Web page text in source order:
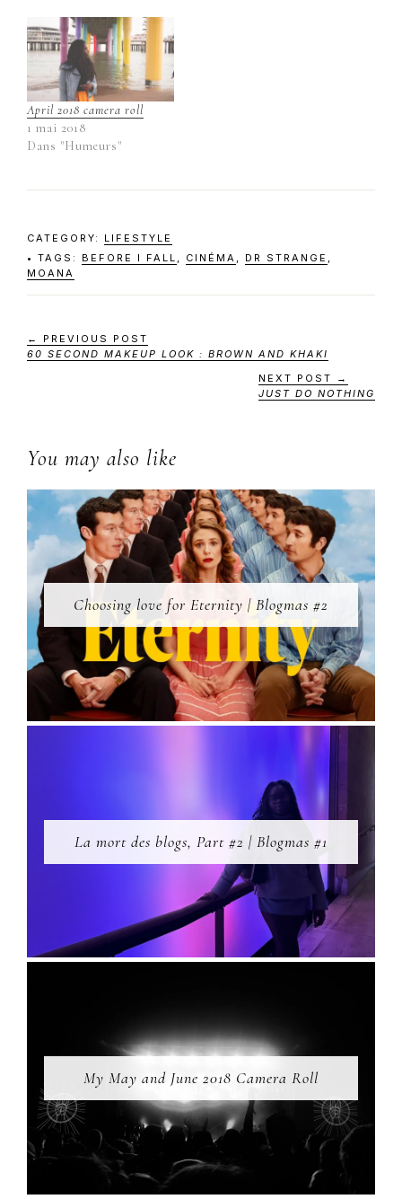
April 2018 camera roll
1 mai 2018
Dans "Humeurs"
CATEGORY: LIFESTYLE
TAGS: BEFORE I FALL CINÉMA DR STRANGE
MOANA
← PREVIOUS POST
60 SECOND MAKEUP LOOK : BROWN AND KHAKI
NEXT POST →
JUST DO NOTHING
You may also like
Choosing love for Eternity | Blogmas #2
La mort des blogs, Part #2 | Blogmas #1
My May and June 2018 Camera Roll